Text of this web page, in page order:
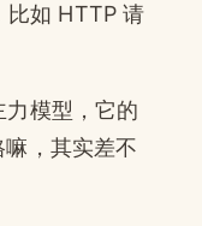
比如 HTTP 请
模型，它的
，其实差不